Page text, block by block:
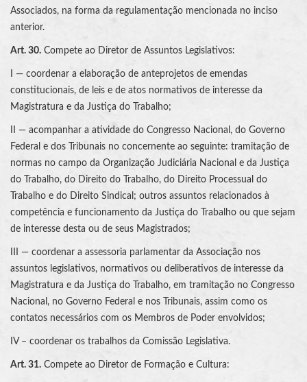
Associados, na forma da regulamentação mencionada no inciso
anterior.
Art. 30. Compete ao Diretor de Assuntos Legislativos:
I — coordenar a elaboração de anteprojetos de emendas
constitucionais, de leis e de atos normativos de interesse da
Magistratura e da Justiça do Trabalho;
II — acompanhar a atividade do Congresso Nacional, do Governo
Federal e dos Tribunais no concernente ao seguinte: tramitação de
normas no campo da Organização Judiciária Nacional e da Justiça
do Trabalho, do Direito do Trabalho, do Direito Processual do
Trabalho e do Direito Sindical; outros assuntos relacionados à
competência e funcionamento da Justiça do Trabalho ou que sejam
de interesse desta ou de seus Magistrados;
III — coordenar a assessoria parlamentar da Associação nos
assuntos legislativos, normativos ou deliberativos de interesse da
Magistratura e da Justiça do Trabalho, em tramitação no Congresso
Nacional, no Governo Federal e nos Tribunais, assim como os
contatos necessários com os Membros de Poder envolvidos;
IV – coordenar os trabalhos da Comissão Legislativa.
Art. 31. Compete ao Diretor de Formação e Cultura: